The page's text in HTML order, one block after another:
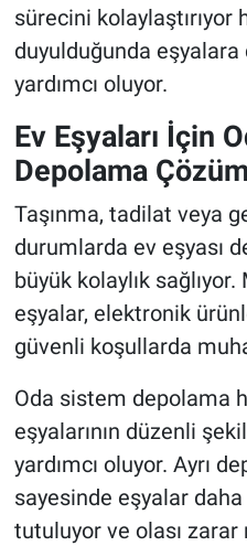
sürecini kolaylaştırıyor
duyulduğunda eşyalara
yardımcı oluyor.
Ev Eşyaları İçin
Depolama
Taşınma, tadilat veya
durumlarda ev eşyası
büyük kolaylık
eşyalar, elektronik
güvenli koşullarda
Oda sistem depolama
eşyalarının düzenli
yardımcı oluyor. Ayrı
sayesinde eşyalar
tutuluyor ve olası